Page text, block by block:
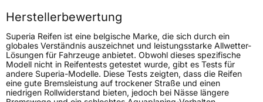
Höchstlast1000/950 kg
Generelle Merkmale
FahrzeugtypTransporter
VerwendungSommerreifen
Herstellerbewertung
Superia Reifen ist eine belgische Marke, die sich durch ein
globales Verständnis auszeichnet und leistungsstarke Allwetter-
Lösungen für Fahrzeuge anbietet. Obwohl dieses spezifische
Modell nicht in Reifentests getestet wurde, gibt es Tests für
andere Superia-Modelle. Diese Tests zeigten, dass die Reifen
eine gute Bremsleistung auf trockener Straße und einen
niedrigen Rollwiderstand bieten, jedoch bei Nässe längere